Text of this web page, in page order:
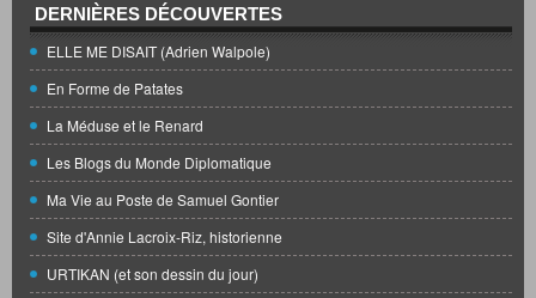
DERNIÈRES DÉCOUVERTES
ELLE ME DISAIT (Adrien Walpole)
En Forme de Patates
La Méduse et le Renard
Les Blogs du Monde Diplomatique
Ma Vie au Poste de Samuel Gontier
Site d'Annie Lacroix-Riz, historienne
URTIKAN (et son dessin du jour)